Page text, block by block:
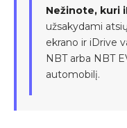
Nežinote, kuri
užsakydami
ekrano ir iDrive
NBT arba NBT
automobilį.